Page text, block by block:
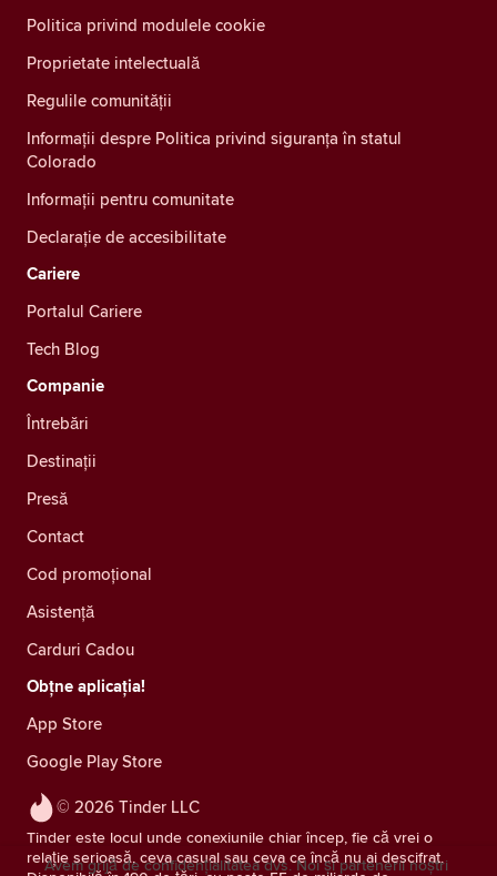
© 2026 Tinder LLC
Tinder este locul unde conexiunile chiar încep, fie că vrei o
relație serioasă, ceva casual sau ceva ce încă nu ai descifrat.
Politica privind modulele cookie
Proprietate intelectuală
Regulile comunității
Informații despre Politica privind siguranța în statul
Colorado
Informații pentru comunitate
Declarație de accesibilitate
Cariere
Portalul Cariere
Tech Blog
Companie
Întrebări
Destinații
Presă
Contact
Cod promoțional
Asistență
Carduri Cadou
Obțne aplicația!
App Store
Google Play Store
Avem grijă de confidențialitatea dvs. Noi și partenerii noștri